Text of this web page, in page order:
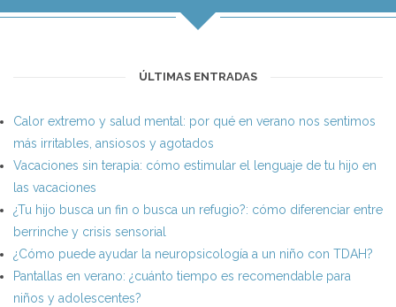
ÚLTIMAS ENTRADAS
Calor extremo y salud mental: por qué en verano nos sentimos
más irritables, ansiosos y agotados
Vacaciones sin terapia: cómo estimular el lenguaje de tu hijo en
las vacaciones
¿Tu hijo busca un fin o busca un refugio?: cómo diferenciar entre
berrinche y crisis sensorial
¿Cómo puede ayudar la neuropsicología a un niño con TDAH?
Pantallas en verano: ¿cuánto tiempo es recomendable para
niños y adolescentes?